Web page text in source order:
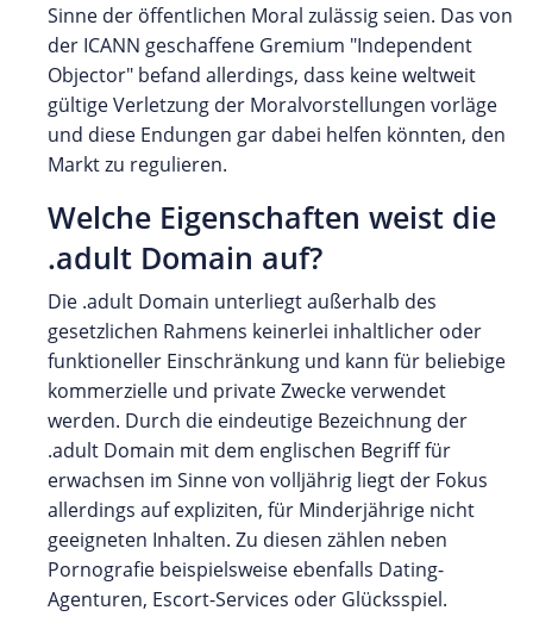
Sinne der öffentlichen Moral zulässig seien. Das von
der ICANN geschaffene Gremium "Independent
Objector" befand allerdings, dass keine weltweit
gültige Verletzung der Moralvorstellungen vorläge
und diese Endungen gar dabei helfen könnten, den
Markt zu regulieren.
Welche Eigenschaften weist die
.adult Domain auf?
Die .adult Domain unterliegt außerhalb des
gesetzlichen Rahmens keinerlei inhaltlicher oder
funktioneller Einschränkung und kann für beliebige
kommerzielle und private Zwecke verwendet
werden. Durch die eindeutige Bezeichnung der
.adult Domain mit dem englischen Begriff für
erwachsen im Sinne von volljährig liegt der Fokus
allerdings auf expliziten, für Minderjährige nicht
geeigneten Inhalten. Zu diesen zählen neben
Pornografie beispielsweise ebenfalls Dating-
Agenturen, Escort-Services oder Glücksspiel.